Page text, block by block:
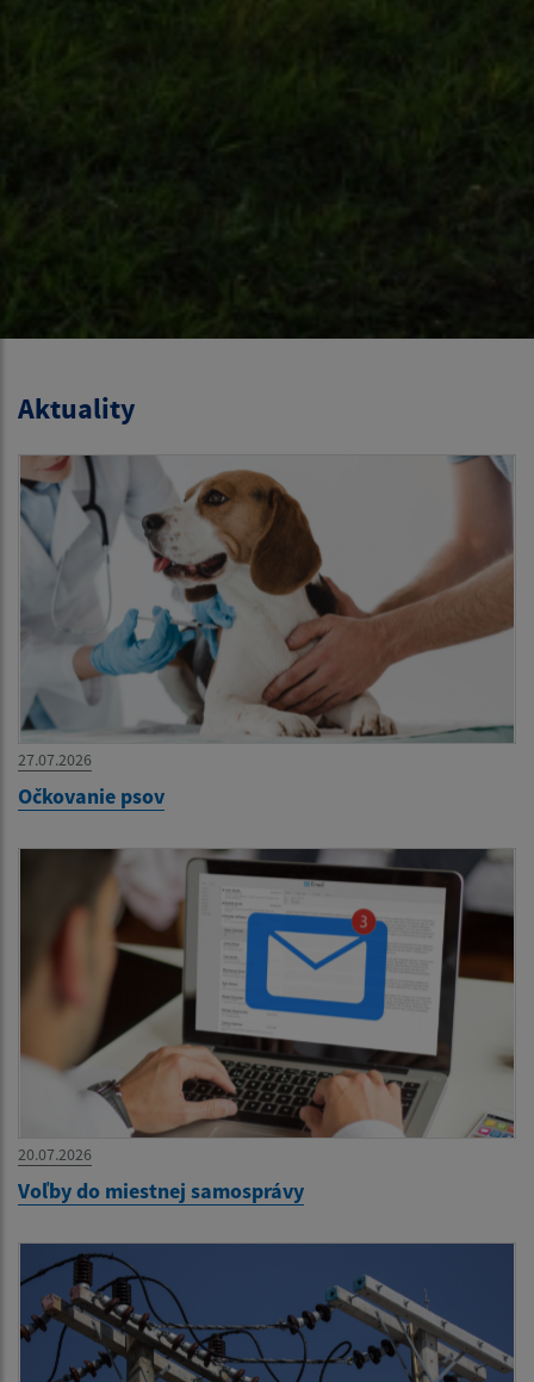
Aktuality
27.07.2026
Očkovanie psov
20.07.2026
Voľby do miestnej samosprávy